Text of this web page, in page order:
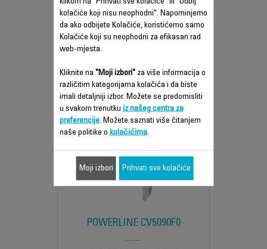
FENA ZA...
Uporedi
POWERLINE CV5090F0
kolačiće koji nisu neophodni". Napominjemo
da ako odbijete Kolačiće, koristićemo samo
Kolačiće koji su neophodni za efikasan rad
web-mjesta.
Kliknite na "Moji izbori"za više informacija o
različitim kategorijama kolačića i da biste
imali detaljniji izbor. Možete se predomisliti
u svakom trenutku iz našeg centra za
preferencije. Možete saznati više čitanjem
naše politike o kolačićima.
Moji izbori Prihvati sve kolačiće